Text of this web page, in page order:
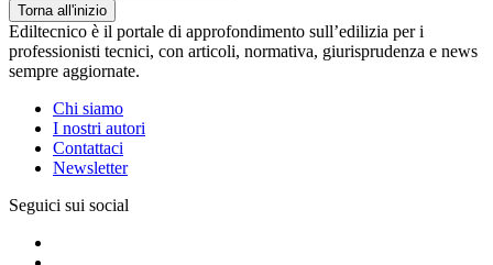
Torna all'inizio
Ediltecnico è il portale di approfondimento sull’edilizia per i
professionisti tecnici, con articoli, normativa, giurisprudenza e news
sempre aggiornate.
Chi siamo
I nostri autori
Contattaci
Newsletter
Seguici sui social